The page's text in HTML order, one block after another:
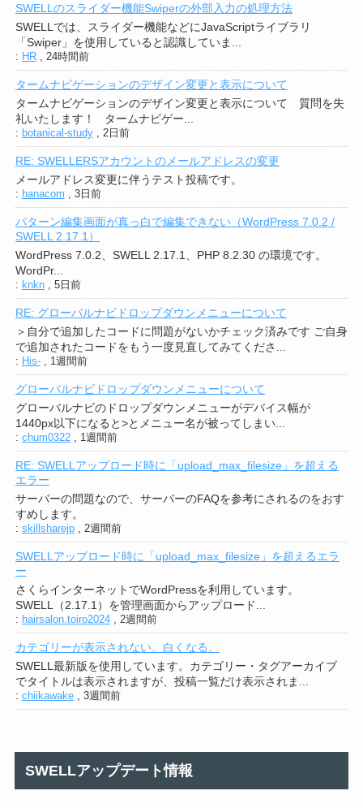
SWELLのスライダー機能Swiperの外部入力の処理方法
SWELLでは、スライダー機能などにJavaScriptライブラリ
「Swiper」を使用していると認識していま...
: HR, 24時間前
タームナビゲーションのデザイン変更と表示について
タームナビゲーションのデザイン変更と表示について 質問を失
礼いたします！ タームナビゲー...
: botanical-study, 2日前
RE: SWELLERSアカウントのメールアドレスの変更
メールアドレス変更に伴うテスト投稿です。
: hanacom 3日前
パターン編集画面が真っ白で編集できない（WordPress 7.0.2 /
SWELL 2.17.1）
WordPress 7.0.2、SWELL 2.17.1、PHP 8.2.30 の環境です。
WordPr...
: knkn, 5日前
RE: グローバルナビドロップダウンメニューについて
＞自分で追加したコードに問題がないかチェック済みです ご自身
で追加されたコードをもう一度見直してみてくださ...
: His-, 1週間前
グローバルナビドロップダウンメニューについて
グローバルナビのドロップダウンメニューがデバイス幅が
1440px以下になると>とメニュー名が被ってしまい...
: chum0322, 1週間前
RE: SWELLアップロード時に「upload_max_filesize」を超える
エラー
サーバーの問題なので、サーバーのFAQを参考にされるのをおす
すめします。
: skillsharejp, 2週間前
SWELLアップロード時に「upload_max_filesize」を超えるエラ
ー
さくらインターネットでWordPressを利用しています。
SWELL（2.17.1）を管理画面からアップロード...
: hairsalon.toiro2024, 2週間前
カテゴリーが表示されない。白くなる。
SWELL最新版を使用しています。カテゴリー・タグアーカイブ
でタイトルは表示されますが、投稿一覧だけ表示されま...
: chiikawake, 3週間前
SWELLアップデート情報